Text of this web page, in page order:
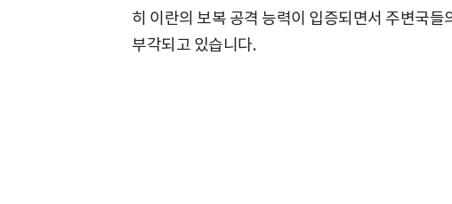
히 이란의 보복 공격 능력이 입증되면서 주변국
부각되고 있습니다.